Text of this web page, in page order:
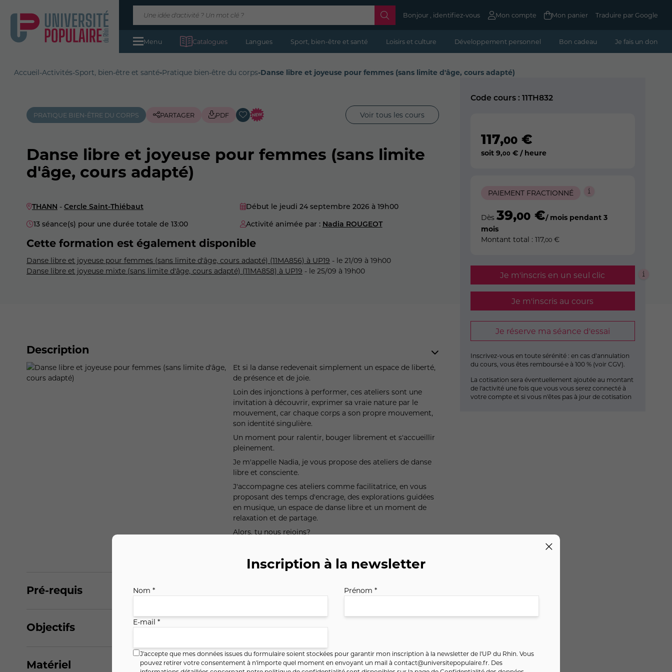
Bonjour , identifiez-vous Mon compte Mon panier Traduire par Google
Menu Catalogues Langues Sport, bien-être et santé Loisirs et culture Développement personnel Bon cadeau Je fais un don
Accueil-Activités-Sport, bien-être et santé-Pratique bien-être du corps-Danse libre et joyeuse pour femmes (sans limite d'âge, cours adapté)
PRATIQUE BIEN-ÊTRE DU CORPS PARTAGER PDF Voir tous les cours
Danse libre et joyeuse pour femmes (sans limite
d'âge, cours adapté)
THANN - Cercle Saint-Thiébaut Début le jeudi 24 septembre 2026 à 19h00
13 séance(s) pour une durée totale de 13:00
Activité animée par : Nadia ROUGEOT
Cette formation est également disponible
Danse libre et joyeuse pour femmes (sans limite d'âge, cours adapté) (11MA856) à UP19 - le 21/09 à 19h00
Danse libre et joyeuse mixte (sans limite d'âge, cours adapté) (11MA858) à UP19 - le 25/09 à 19h00
Description
Et si la danse redevenait simplement un espace de liberté,
de présence et de joie.
Loin des injonctions à performer, ces ateliers sont une
invitation à découvrir, exprimer sa vraie nature par le
mouvement, car chaque corps a son propre mouvement,
son identité singulière.
Un moment pour ralentir, bouger librement et s'accueillir
pleinement.
Je m'appelle Nadia, je vous propose des ateliers de danse
libre et consciente.
J'accompagne ces ateliers comme facilitatrice, en vous
proposant des temps d'encrage, des explorations guidées
en musique, un espace de danse libre et un moment de
relaxation et de partage.
Alors, tu nous rejoins?
accueil, respect.
Pré-requis
Objectifs
Matériel
Code cours : 11TH832
117,00€
soit 9,00 € / heure
PAIEMENT FRACTIONNÉ
Dès 39,00€/ mois pendant 3
mois
Montant total : 117,00€
Je m'inscris en un seul clic
Je m'inscris au cours
Je réserve ma séance d'essai
Inscrivez-vous en toute sérénité : en cas d’annulation
du cours, vous êtes remboursé·e à 100 % (voir CGV).
La cotisation sera éventuellement ajoutée au montant
de l'activité une fois que vous vous serez connecté à
votre compte et si vous n'êtes pas à jour de cotisation
Inscription à la newsletter
Nom * Prénom *
E-mail *
J'accepte que mes données issues du formulaire soient stockées pour garantir mon inscription à la newsletter de l'UP du Rhin. Vous
pouvez retirer votre consentement à n'importe quel moment en envoyant un mail à contact@universitepopulaire.fr. Des